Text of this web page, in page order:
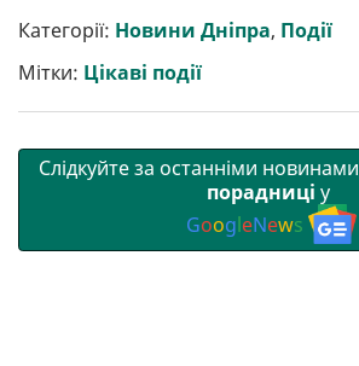
р
и
и
b
o
o
k
t
e
l g
r
s
A
r
Категорії: Новини Дніпра, Події
Мітки: Цікаві події
Слідкуйте за останніми новинами
порадниці у
GoogleNews